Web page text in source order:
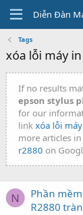
Diễn Đàn
Tags
xóa lỗi máy
If no results
epson stylus
for our
link xóa lỗi
more articles
r2880 on
N
Phần
R2880